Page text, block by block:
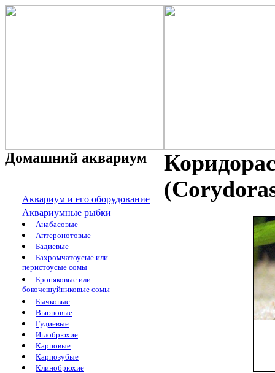
Домашний аквариум
Аквариум и его оборудование
Аквариумные рыбки
Анабасовые
Аптеронотовые
Бадиевые
Бахромчатоусые или
перистоусые сомы
Броняковые или
бокочешуйниковые сомы
Бычковые
Вьюновые
Гудиевые
Иглобрюхие
Карповые
Карпозубые
Клинобрюхие